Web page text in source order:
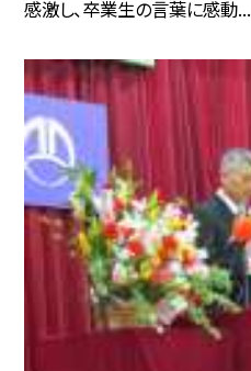
感激し、卒業生の言葉に感動...